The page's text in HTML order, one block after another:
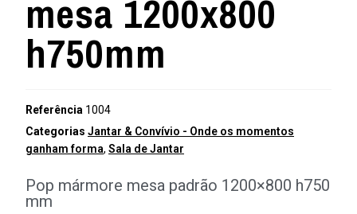
mesa 1200x800
h750mm
Referência 1004
Categorias Jantar & Convívio - Onde os momentos
ganham forma, Sala de Jantar
Pop mármore mesa padrão 1200×800 h750
mm